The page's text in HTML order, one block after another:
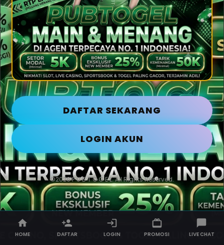
DAFTAR SEKARANG
LOGIN AKUN
©2026 P U B T O G E L. All Rights Reserved.
HOME DAFTAR LOGIN PROMOSI LIVE CHAT